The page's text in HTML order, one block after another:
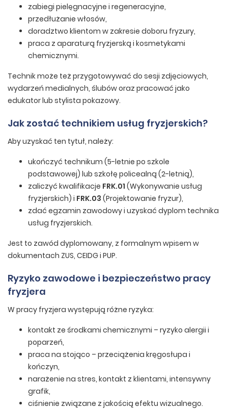
zabiegi pielęgnacyjne i regeneracyjne,
przedłużanie włosów,
doradztwo klientom w zakresie doboru fryzury,
praca z aparaturą fryzjerską i kosmetykami
chemicznymi.
Technik może też przygotowywać do sesji zdjęciowych,
wydarzeń medialnych, ślubów oraz pracować jako
edukator lub stylista pokazowy.
Jak zostać technikiem usług fryzjerskich?
Aby uzyskać ten tytuł, należy:
ukończyć technikum (5-letnie po szkole
podstawowej) lub szkołę policealną (2-letnią),
zaliczyć kwalifikacje FRK.01 (Wykonywanie usług
fryzjerskich) i FRK.03 (Projektowanie fryzur),
zdać egzamin zawodowy i uzyskać dyplom technika
usług fryzjerskich.
Jest to zawód dyplomowany, z formalnym wpisem w
dokumentach ZUS, CEIDG i PUP.
Ryzyko zawodowe i bezpieczeństwo pracy
fryzjera
W pracy fryzjera występują różne ryzyka:
kontakt ze środkami chemicznymi – ryzyko alergii i
poparzeń,
praca na stojąco – przeciążenia kręgosłupa i
kończyn,
narażenie na stres, kontakt z klientami, intensywny
grafik,
ciśnienie związane z jakością efektu wizualnego.